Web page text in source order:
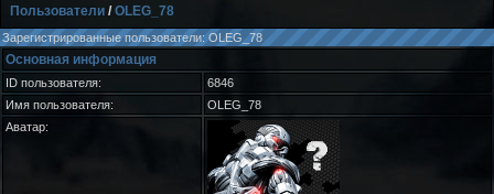
Пользователи /OLEG_78
Зарегистрированные пользователи: OLEG_78
Основная информация
ID пользователя:
6846
Имя пользователя:
OLEG_78
Аватар: